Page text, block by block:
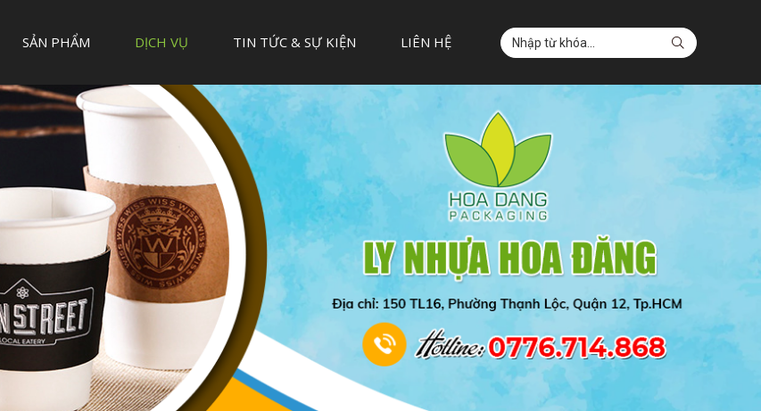
SẢN PHẨM DỊCH VỤ TIN TỨC & SỰ KIỆN LIÊN HỆ